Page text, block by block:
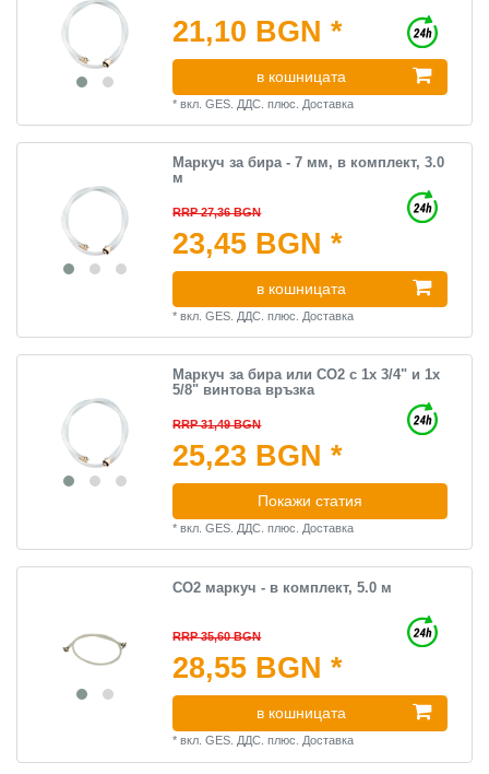
21,10 BGN *
в кошницата
*вкл. GES. ДДС. плюс. Доставка
Маркуч за бира - 7 мм, в комплект, 3.0
м
RRP 27,36 BGN
23,45 BGN *
в кошницата
*вкл. GES. ДДС. плюс. Доставка
Маркуч за бира или CO2 с 1х 3/4" и 1х
5/8" винтова връзка
RRP 31,49 BGN
25,23 BGN *
Покажи статия
*вкл. GES. ДДС. плюс. Доставка
CO2 маркуч - в комплект, 5.0 м
RRP 35,60 BGN
28,55 BGN *
в кошницата
*вкл. GES. ДДС. плюс. Доставка